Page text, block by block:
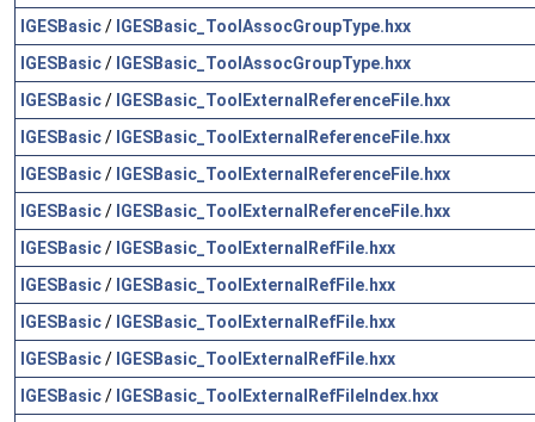
IGESBasic/ IGESBasic_ToolAssocGroupType.hxx
IGESBasic/ IGESBasic_ToolAssocGroupType.hxx
IGESBasic/ IGESBasic_ToolExternalReferenceFile.hxx
IGESBasic/ IGESBasic_ToolExternalReferenceFile.hxx
IGESBasic/ IGESBasic_ToolExternalReferenceFile.hxx
IGESBasic/ IGESBasic_ToolExternalReferenceFile.hxx
IGESBasic/ IGESBasic_ToolExternalRefFile.hxx
IGESBasic/ IGESBasic_ToolExternalRefFile.hxx
IGESBasic/ IGESBasic_ToolExternalRefFile.hxx
IGESBasic/ IGESBasic_ToolExternalRefFile.hxx
IGESBasic/ IGESBasic_ToolExternalRefFileIndex.hxx